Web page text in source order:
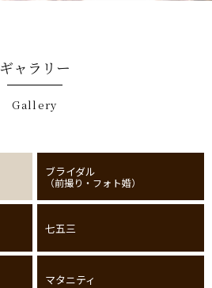
ギャラリー
gallery
ブライダル
（前撮り・フォト婚）
七五三
マタニティ